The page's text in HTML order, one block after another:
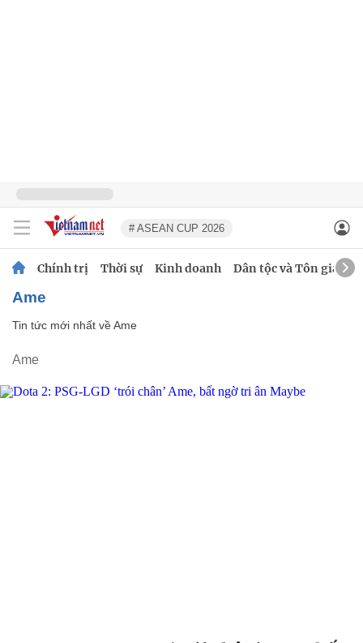
# ASEAN CUP 2026
Chính trị Thời sự Kinh doanh Dân tộc và Tôn giáo
Ame
Tin tức mới nhất vềAme
Ame